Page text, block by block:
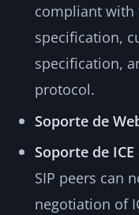
compliant with
specification,
specification,
protocol.
Soporte de
Soporte de
SIP peers can
negotiation of